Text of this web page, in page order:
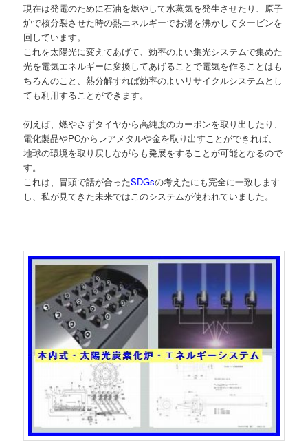
現在は発電のために石油を燃やして水蒸気を発生させたり、原子
炉で核分裂させた時の熱エネルギーでお湯を沸かしてタービンを
回しています。
これを太陽光に変えてあげて、効率のよい集光システムで集めた
光を電気エネルギーに変換してあげることで電気を作ることはも
ちろんのこと、熱分解すれば効率のよいリサイクルシステムとし
ても利用することができます。
例えば、燃やさずタイヤから高純度のカーボンを取り出したり、
電化製品やPCからレアメタルや金を取り出すことができれば、
地球の環境を取り戻しながらも発展をすることが可能となるので
す。
これは、冒頭で話が合ったSDGsの考えたにも完全に一致します
し、私が見てきた未来ではこのシステムが使われていました。